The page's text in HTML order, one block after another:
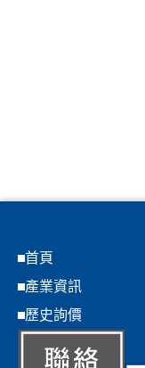
首頁
產業資訊
歷史詢價